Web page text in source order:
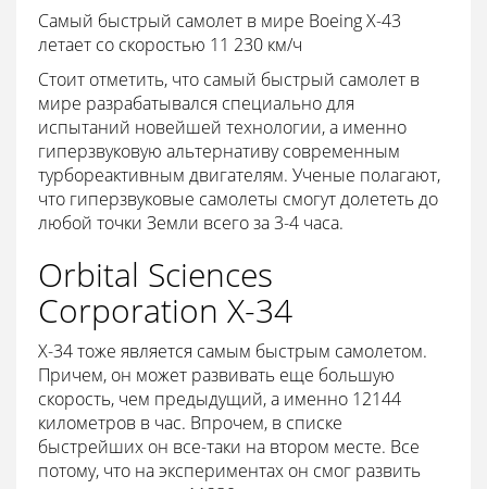
Самый быстрый самолет в мире Boeing X-43
летает со скоростью 11 230 км/ч
Стоит отметить, что самый быстрый самолет в
мире разрабатывался специально для
испытаний новейшей технологии, а именно
гиперзвуковую альтернативу современным
турбореактивным двигателям. Ученые полагают,
что гиперзвуковые самолеты смогут долететь до
любой точки Земли всего за 3-4 часа.
Orbital Sciences
Corporation Х-34
Х-34 тоже является самым быстрым самолетом.
Причем, он может развивать еще большую
скорость, чем предыдущий, а именно 12144
километров в час. Впрочем, в списке
быстрейших он все-таки на втором месте. Все
потому, что на экспериментах он смог развить